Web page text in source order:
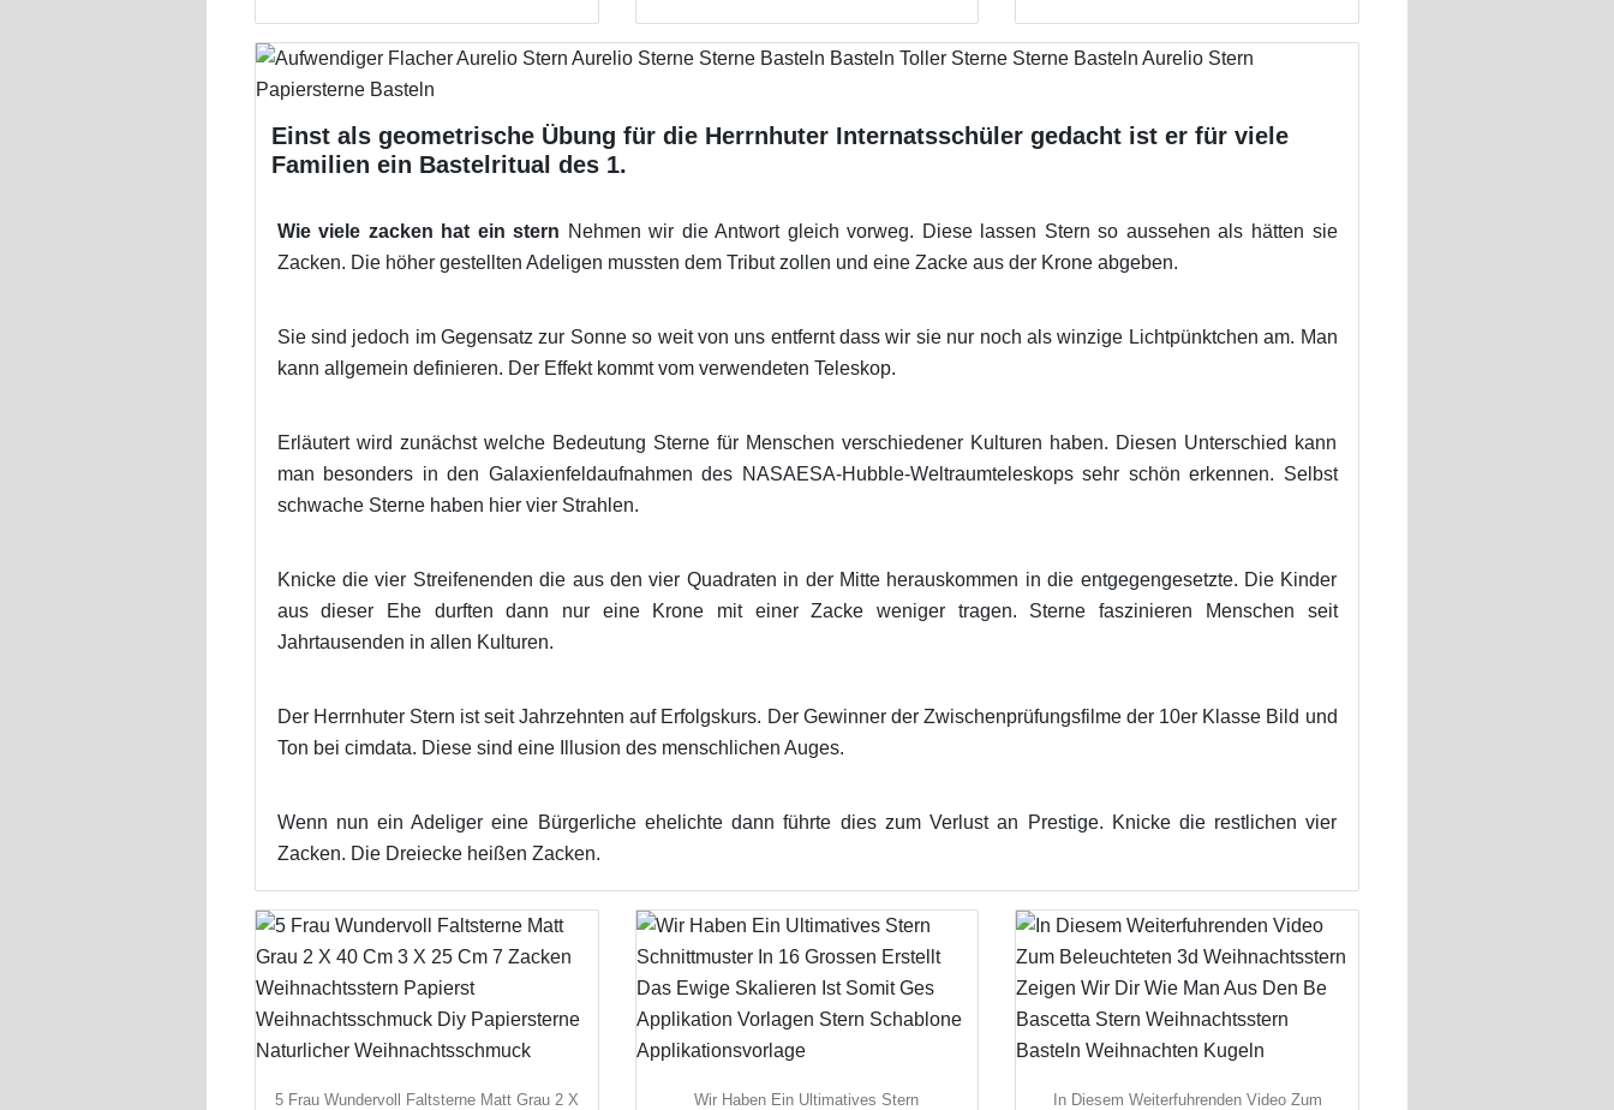
Einst als geometrische Übung für die Herrnhuter Internatsschüler gedacht ist er für viele
Familien ein Bastelritual des 1.
Wie viele zacken hat ein stern Nehmen wir die Antwort gleich vorweg. Diese lassen Stern so aussehen als hätten sie
Zacken. Die höher gestellten Adeligen mussten dem Tribut zollen und eine Zacke aus der Krone abgeben.
Sie sind jedoch im Gegensatz zur Sonne so weit von uns entfernt dass wir sie nur noch als winzige Lichtpünktchen am. Man
kann allgemein definieren. Der Effekt kommt vom verwendeten Teleskop.
Erläutert wird zunächst welche Bedeutung Sterne für Menschen verschiedener Kulturen haben. Diesen Unterschied kann
man besonders in den Galaxienfeldaufnahmen des NASAESA-Hubble-Weltraumteleskops sehr schön erkennen. Selbst
schwache Sterne haben hier vier Strahlen.
Knicke die vier Streifenenden die aus den vier Quadraten in der Mitte herauskommen in die entgegengesetzte. Die Kinder
aus dieser Ehe durften dann nur eine Krone mit einer Zacke weniger tragen. Sterne faszinieren Menschen seit
Jahrtausenden in allen Kulturen.
Der Herrnhuter Stern ist seit Jahrzehnten auf Erfolgskurs. Der Gewinner der Zwischenprüfungsfilme der 10er Klasse Bild und
Ton bei cimdata. Diese sind eine Illusion des menschlichen Auges.
Wenn nun ein Adeliger eine Bürgerliche ehelichte dann führte dies zum Verlust an Prestige. Knicke die restlichen vier
Zacken. Die Dreiecke heißen Zacken.
5 Frau Wundervoll Faltsterne Matt Grau 2 X
Wir Haben Ein Ultimatives Stern
In Diesem Weiterfuhrenden Video Zum